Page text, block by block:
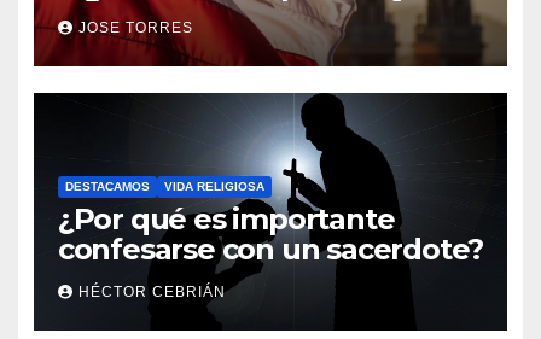
el servicio a sus fieles
JOSE TORRES
DESTACAMOS VIDA RELIGIOSA
¿Por qué es importante
confesarse con un sacerdote?
HÉCTOR CEBRIÁN